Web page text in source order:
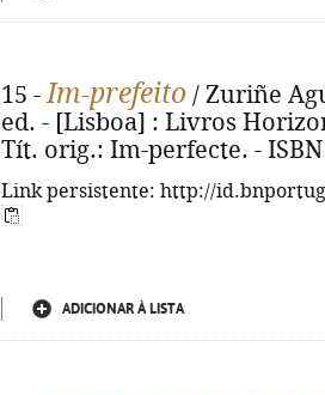
15 -Im-prefeito / Zuriñe
ed. - [Lisboa] : Livros
Tít. orig.: Im-perfecte. - ISBN
Link persistente: http://
ADICIONAR À LISTA